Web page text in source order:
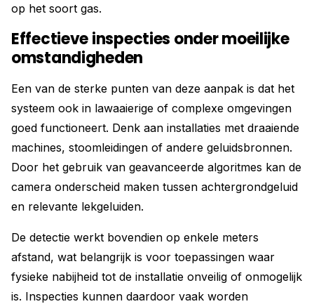
op het soort gas.
Effectieve inspecties onder moeilijke
omstandigheden
Een van de sterke punten van deze aanpak is dat het
systeem ook in lawaaierige of complexe omgevingen
goed functioneert. Denk aan installaties met draaiende
machines, stoomleidingen of andere geluidsbronnen.
Door het gebruik van geavanceerde algoritmes kan de
camera onderscheid maken tussen achtergrondgeluid
en relevante lekgeluiden.
De detectie werkt bovendien op enkele meters
afstand, wat belangrijk is voor toepassingen waar
fysieke nabijheid tot de installatie onveilig of onmogelijk
is. Inspecties kunnen daardoor vaak worden